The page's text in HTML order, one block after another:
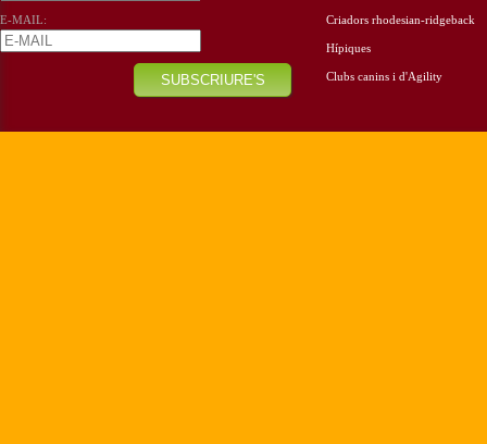
E-MAIL: Criadors rhodesian-ridgeback
Hípiques
Clubs canins i d'Agility